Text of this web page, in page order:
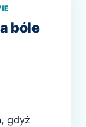
bóle
gdyż